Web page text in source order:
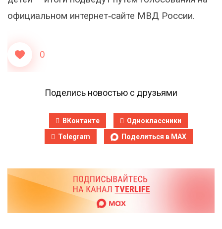
официальном интернет‑сайте МВД России.
0
Поделись новостью с друзьями
ВКонтакте
Одноклассники
Telegram
Поделиться в MAX